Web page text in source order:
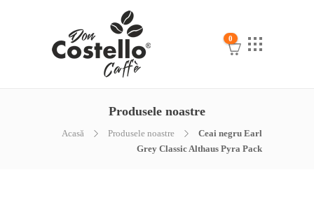
0
Produsele noastre
Acasă Produsele noastre
Ceai negru Earl
Grey Classic Althaus Pyra Pack